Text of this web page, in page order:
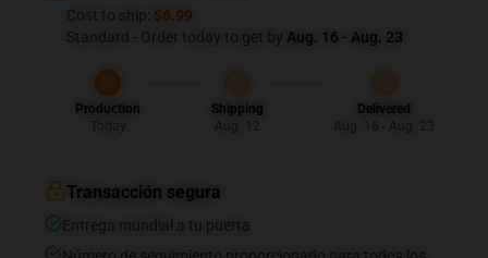
Cost to ship: $6.99
Standard - Order today to get by Aug. 16 - Aug. 23
Production
Shipping
Delivered
Transacción segura
Entrega mundial a tu puerta